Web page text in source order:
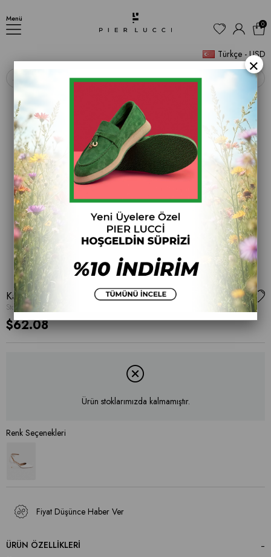
Menü
Türkçe - USD
0
‹ ›
Kadın İnce Topuklu Ayakkabı
Stok Kodu
$62.08
Ürün stoklarımızda kalmamıştır.
Fiyat Düşünce Haber Ver
ÜRÜN ÖZELLIKLERI
×